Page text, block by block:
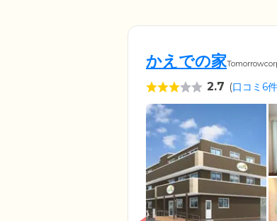
かえでの家
2.7 (口コミ6件